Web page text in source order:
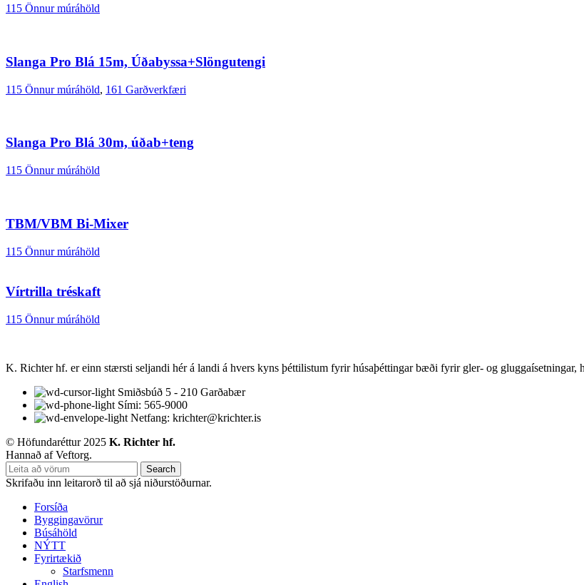
115 Önnur múráhöld
Slanga Pro Blá 15m, Úðabyssa+Slöngutengi
115 Önnur múráhöld, 161 Garðverkfæri
Slanga Pro Blá 30m, úðab+teng
115 Önnur múráhöld
TBM/VBM Bi-Mixer
115 Önnur múráhöld
Vírtrilla tréskaft
115 Önnur múráhöld
K. Richter hf. er einn stærsti seljandi hér á landi á hvers kyns þéttilistum fyrir húsaþéttingar bæði fyrir gler- og gluggaísetningar,
Smiðsbúð 5 - 210 Garðabær
Sími: 565-9000
Netfang: krichter@krichter.is
© Höfundaréttur 2025 K. Richter hf.
Hannað af Veftorg.
Search
Skrifaðu inn leitarorð til að sjá niðurstöðurnar.
Forsíða
Byggingavörur
Búsáhöld
NÝTT
Fyrirtækið
Starfsmenn